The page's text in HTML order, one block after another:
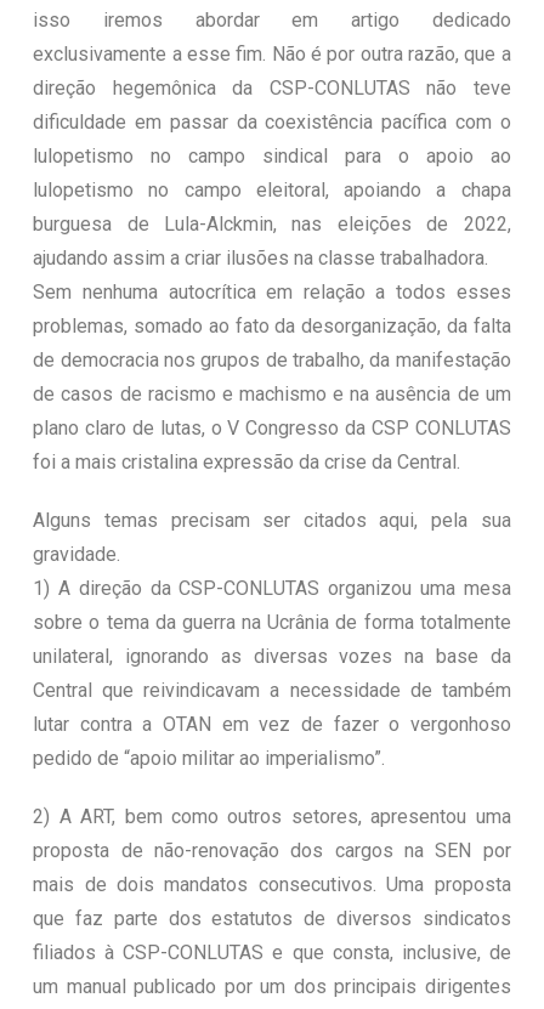
isso iremos abordar em artigo dedicado
exclusivamente a esse fim. Não é por outra razão, que a
direção hegemônica da CSP-CONLUTAS não teve
dificuldade em passar da coexistência pacífica com o
lulopetismo no campo sindical para o apoio ao
lulopetismo no campo eleitoral, apoiando a chapa
burguesa de Lula-Alckmin, nas eleições de 2022,
ajudando assim a criar ilusões na classe trabalhadora.
Sem nenhuma autocrítica em relação a todos esses
problemas, somado ao fato da desorganização, da falta
de democracia nos grupos de trabalho, da manifestação
de casos de racismo e machismo e na ausência de um
plano claro de lutas, o V Congresso da CSP CONLUTAS
foi a mais cristalina expressão da crise da Central.
Alguns temas precisam ser citados aqui, pela sua
gravidade.
1) A direção da CSP-CONLUTAS organizou uma mesa
sobre o tema da guerra na Ucrânia de forma totalmente
unilateral, ignorando as diversas vozes na base da
Central que reivindicavam a necessidade de também
lutar contra a OTAN em vez de fazer o vergonhoso
pedido de “apoio militar ao imperialismo”.
2) A ART, bem como outros setores, apresentou uma
proposta de não-renovação dos cargos na SEN por
mais de dois mandatos consecutivos. Uma proposta
que faz parte dos estatutos de diversos sindicatos
filiados à CSP-CONLUTAS e que consta, inclusive, de
um manual publicado por um dos principais dirigentes